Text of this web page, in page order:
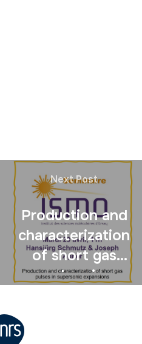
Next Post
Production and
characterization
of short gas
pulses in